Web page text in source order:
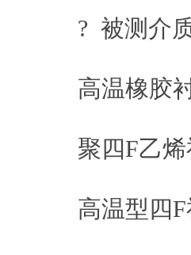
? 被测介
高温橡胶
聚四F乙
高温型四F